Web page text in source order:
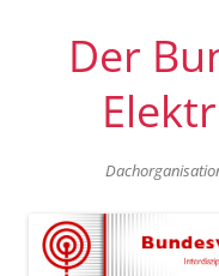
Der